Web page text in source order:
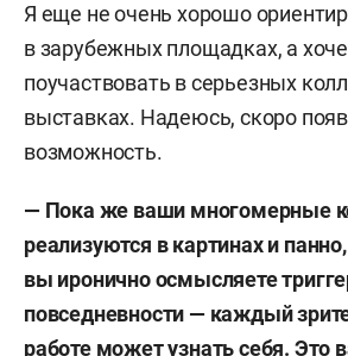
Я еще не очень хорошо
в зарубежных площадках, а
поучаствовать в серьезных
выставках. Надеюсь, скоро
возможность.
— Пока же ваши многомерные
реализуются в картинах и
вы иронично осмысляете
повседневности — каждый
работе может узнать себя. Это